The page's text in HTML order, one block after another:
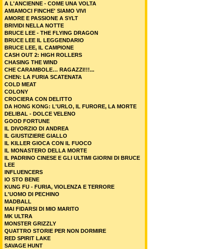
A L'ANCIENNE - COME UNA VOLTA
AMIAMOCI FINCHE' SIAMO VIVI
AMORE E PASSIONE A SYLT
BRIVIDI NELLA NOTTE
BRUCE LEE - THE FLYING DRAGON
BRUCE LEE IL LEGGENDARIO
BRUCE LEE, IL CAMPIONE
CASH OUT 2: HIGH ROLLERS
CHASING THE WIND
CHE CARAMBOLE… RAGAZZI!!!...
CHEN: LA FURIA SCATENATA
COLD MEAT
COLONY
CROCIERA CON DELITTO
DA HONG KONG: L'URLO, IL FURORE, LA MORTE
DELIBAL - DOLCE VELENO
GOOD FORTUNE
IL DIVORZIO DI ANDREA
IL GIUSTIZIERE GIALLO
IL KILLER GIOCA CON IL FUOCO
IL MONASTERO DELLA MORTE
IL PADRINO CINESE E GLI ULTIMI GIORNI DI BRUCE
LEE
INFLUENCERS
IO STO BENE
KUNG FU - FURIA, VIOLENZA E TERRORE
L'UOMO DI PECHINO
MADBALL
MAI FIDARSI DI MIO MARITO
MK ULTRA
MONSTER GRIZZLY
QUATTRO STORIE PER NON DORMIRE
RED SPIRIT LAKE
SAVAGE HUNT